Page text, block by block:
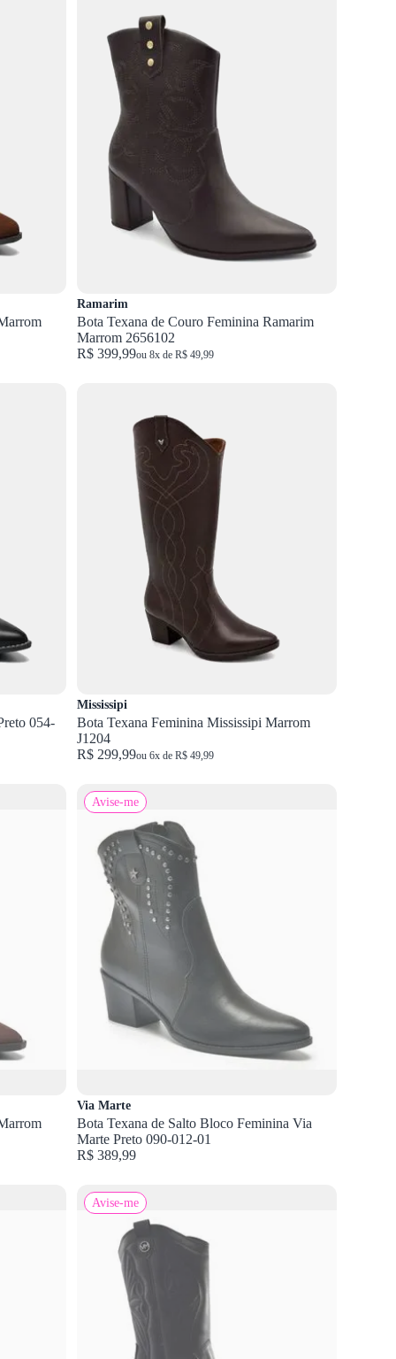
Ramarim
Bota Texana de Couro Feminina Ramarim
Marrom 2656102
R$ 399,99ou 8x de R$ 49,99
054-
Mississipi
Bota Texana Feminina Mississipi Marrom
J1204
R$ 299,99ou 6x de R$ 49,99
Avise-me
Via Marte
Bota Texana de Salto Bloco Feminina Via
Marte Preto 090-012-01
R$ 389,99
Avise-me